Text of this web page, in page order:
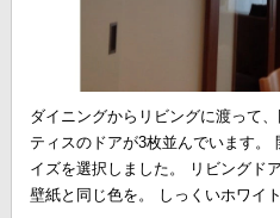
ダイニングからリビングに渡って
ティスのドアが3枚並んでいます。
イズを選択しました。 リビングド
壁紙と同じ色を。 しっくいホワイ